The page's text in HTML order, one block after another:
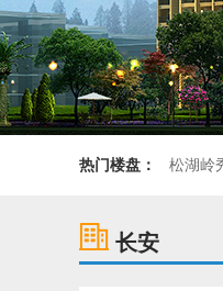
热门楼盘： 松湖岭
长安